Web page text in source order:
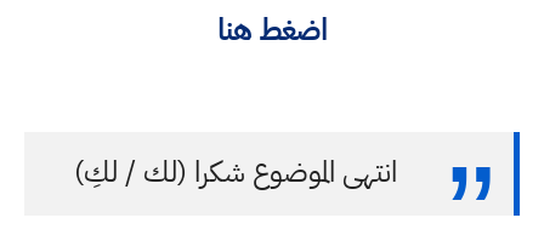
اضغط هنا
انتهى الموضوع شكرا (لك / لكِ)